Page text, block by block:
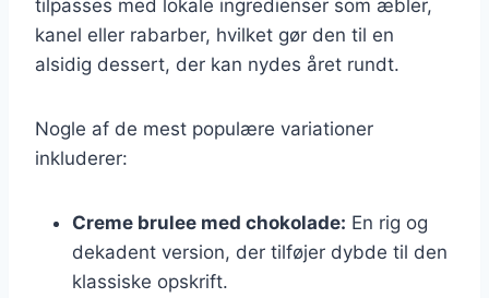
tilpasses med lokale ingredienser som æbler,
kanel eller rabarber, hvilket gør den til en
alsidig dessert, der kan nydes året rundt.
Nogle af de mest populære variationer
inkluderer:
Creme brulee med chokolade: En rig og
dekadent version, der tilføjer dybde til den
klassiske opskrift.